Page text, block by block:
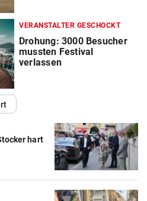
VERANSTALTER GESCHOCKT
Drohung: 3000 Besucher
mussten Festival
verlassen
hart